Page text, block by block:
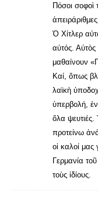
Πόσοι σοφοὶ
Ὁ Χίτλερ
αὐτός.
μαθαίνουν
Καί, ὅπως
λαϊκὴ
ὑπερβολή,
ὅλα
προτείνω
οἱ καλοί μας
Γερμανία
τοὺς ἰδίους.